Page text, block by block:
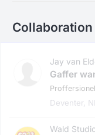
Jay van
Gaffer
Deventer, NL
Wald